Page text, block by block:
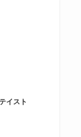
イスト